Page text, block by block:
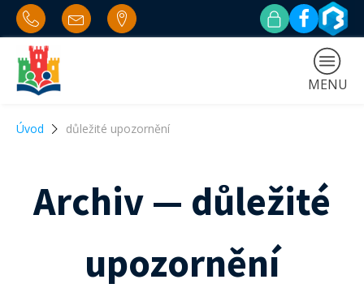
MENU
Úvod důležité upozornění
Archiv — důležité
upozornění